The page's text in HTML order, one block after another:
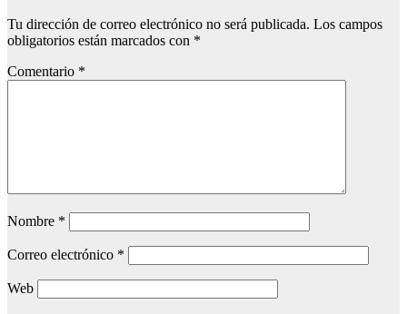
Tu dirección de correo electrónico no será publicada. Los campos
obligatorios están marcados con *
Comentario *
Nombre *
Correo electrónico *
Web